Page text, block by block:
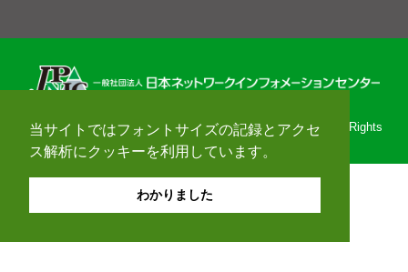
当サイトではフォントサイズの記録とアクセ
ス解析にクッキーを利用しています。
わかりました
Copyright© 1996-2026 Japan Network Information Center. All Rights
Reserved.